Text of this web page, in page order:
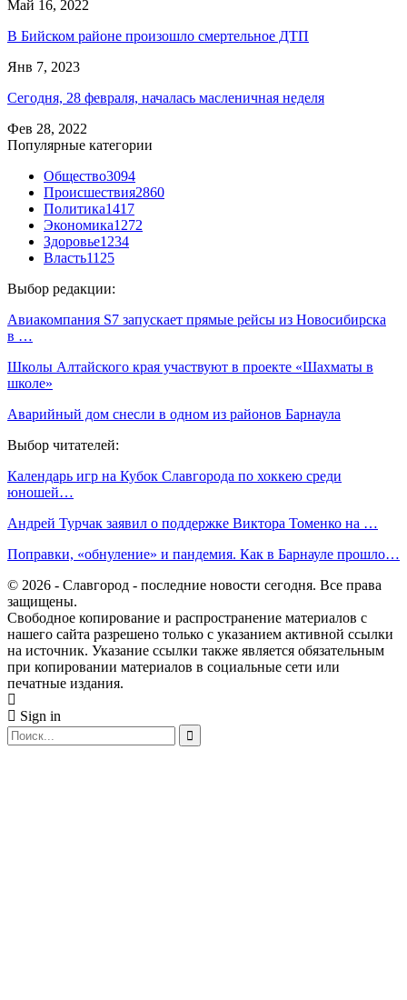
Май 16, 2022
В Бийском районе произошло смертельное ДТП
Янв 7, 2023
Сегодня, 28 февраля, началась масленичная неделя
Фев 28, 2022
Популярные категории
Общество3094
Происшествия2860
Политика1417
Экономика1272
Здоровье1234
Власть1125
Выбор редакции:
Авиакомпания S7 запускает прямые рейсы из Новосибирска
в …
Школы Алтайского края участвуют в проекте «Шахматы в
школе»
Аварийный дом снесли в одном из районов Барнаула
Выбор читателей:
Календарь игр на Кубок Славгорода по хоккею среди
юношей…
Андрей Турчак заявил о поддержке Виктора Томенко на …
Поправки, «обнуление» и пандемия. Как в Барнауле прошло…
© 2026 - Славгород - последние новости сегодня. Все права
защищены.
Свободное копирование и распространение материалов с
нашего сайта разрешено только с указанием активной ссылки
на источник. Указание ссылки также является обязательным
при копировании материалов в социальные сети или
печатные издания.
Sign in